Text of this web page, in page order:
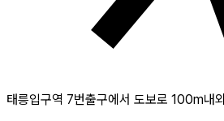
태릉입구역 7번출구에서 도보로 100m내외